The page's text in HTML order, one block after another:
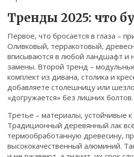
© 2026. Все права защищены.
Тренды 2025: что
Первое, что бросается в глаза –
Оливковый, терракотовый,
вписываются в любой ландшафт и
замены. Второй тренд –
комплект из дивана, столика и
добавляете столешницу или
«догружается» без лишних болтов.
Третье – материалы, устойчивые к
Традиционный деревянный лак
термообработанную древесину,
высококачественный алюминий.